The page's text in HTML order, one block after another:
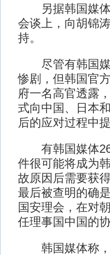
另据韩国媒体
会谈上，向胡锦
持。
尽管有韩国媒
惨剧，但韩国官
府一名高官透露
式向中国、日本
后的应对过程中
有韩国媒体26
件很可能将成为
故原因后需要获
最后被查明的确
国安理会，在对
任理事国中国的协
韩国媒体称，